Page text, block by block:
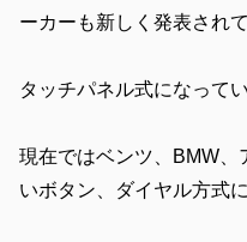
ーカーも新しく発表され
タッチパネル式になって
現在ではベンツ、BMW、
いボタン、ダイヤル方式